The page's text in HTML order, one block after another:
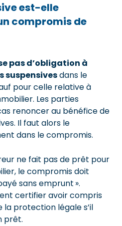
est-elle
compromis de
pas d’obligation à
suspensivesdans le
pour celle relative à
Les parties
renoncer au bénéfice de
Il faut alors le
dans le compromis.
ne fait pas de prêt pour
le compromis doit
sans emprunt ».
certifier avoir compris
la protection légale s’il
prêt.